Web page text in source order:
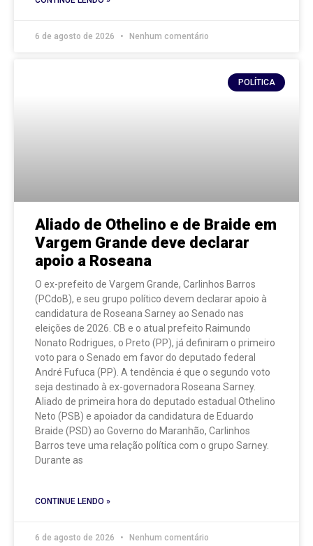
6 de agosto de 2026 Nenhum comentário
POLÍTICA
Aliado de Othelino e de Braide em
Vargem Grande deve declarar
apoio a Roseana
O ex-prefeito de Vargem Grande, Carlinhos Barros
(PCdoB), e seu grupo político devem declarar apoio à
candidatura de Roseana Sarney ao Senado nas
eleições de 2026. CB e o atual prefeito Raimundo
Nonato Rodrigues, o Preto (PP), já definiram o primeiro
voto para o Senado em favor do deputado federal
André Fufuca (PP). A tendência é que o segundo voto
seja destinado à ex-governadora Roseana Sarney.
Aliado de primeira hora do deputado estadual Othelino
Neto (PSB) e apoiador da candidatura de Eduardo
Braide (PSD) ao Governo do Maranhão, Carlinhos
Barros teve uma relação política com o grupo Sarney.
Durante as
CONTINUE LENDO »
6 de agosto de 2026 Nenhum comentário